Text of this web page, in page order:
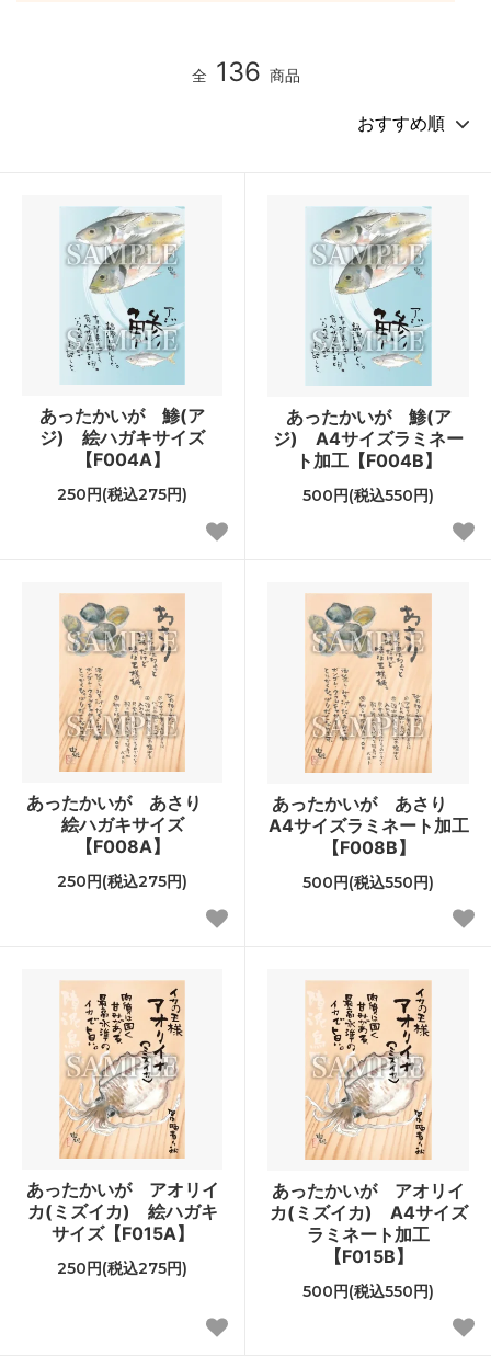
全 136 商品
あったかいが 鯵(ア
ジ) 絵ハガキサイズ
【F004A】
250円(税込275円)
あったかいが 鯵(ア
ジ) A4サイズラミネー
ト加工【F004B】
500円(税込550円)
あったかいが あさり
絵ハガキサイズ
【F008A】
250円(税込275円)
あったかいが あさり
A4サイズラミネート加工
【F008B】
500円(税込550円)
あったかいが アオリイ
カ(ミズイカ) 絵ハガキ
サイズ【F015A】
250円(税込275円)
あったかいが アオリイ
カ(ミズイカ) A4サイズ
ラミネート加工
【F015B】
500円(税込550円)